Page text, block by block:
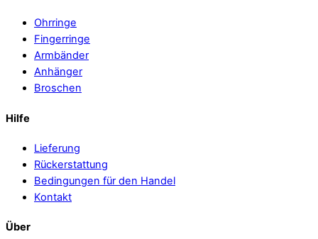
Ohrringe
Fingerringe
Armbänder
Anhänger
Broschen
Hilfe
Lieferung
Rückerstattung
Bedingungen für den Handel
Kontakt
Über